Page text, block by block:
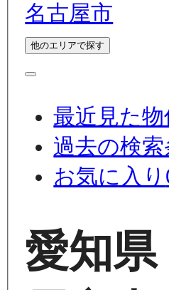
名古屋市
他のエリアで探す
最近見た物
過去の検索
お気に入り
愛知